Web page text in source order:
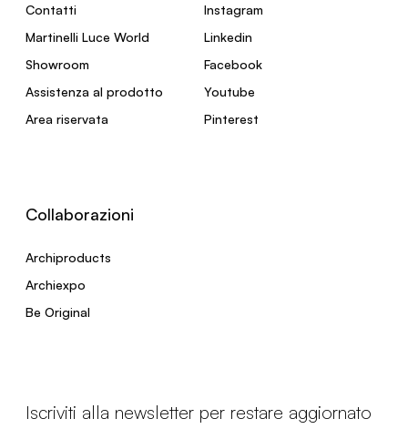
Contatti
Martinelli Luce World
Showroom
Assistenza al prodotto
Area riservata
Instagram
Linkedin
Facebook
Youtube
Pinterest
Collaborazioni
Archiproducts
Archiexpo
Be Original
Iscriviti alla newsletter per restare aggiornato